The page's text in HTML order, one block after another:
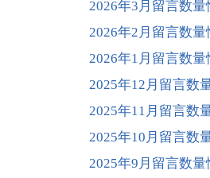
2026年3月留言数
2026年2月留言数
2026年1月留言数
2025年12月留言数
2025年11月留言数
2025年10月留言数
2025年9月留言数